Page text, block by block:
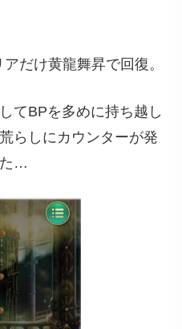
だけ黄龍舞昇で回復。
てBPを多めに持ち越し
らしにカウンターが発
た…